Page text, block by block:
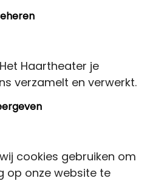
Haartheater je
verzamelt en verwerkt.
cookies gebruiken om
op onze website te